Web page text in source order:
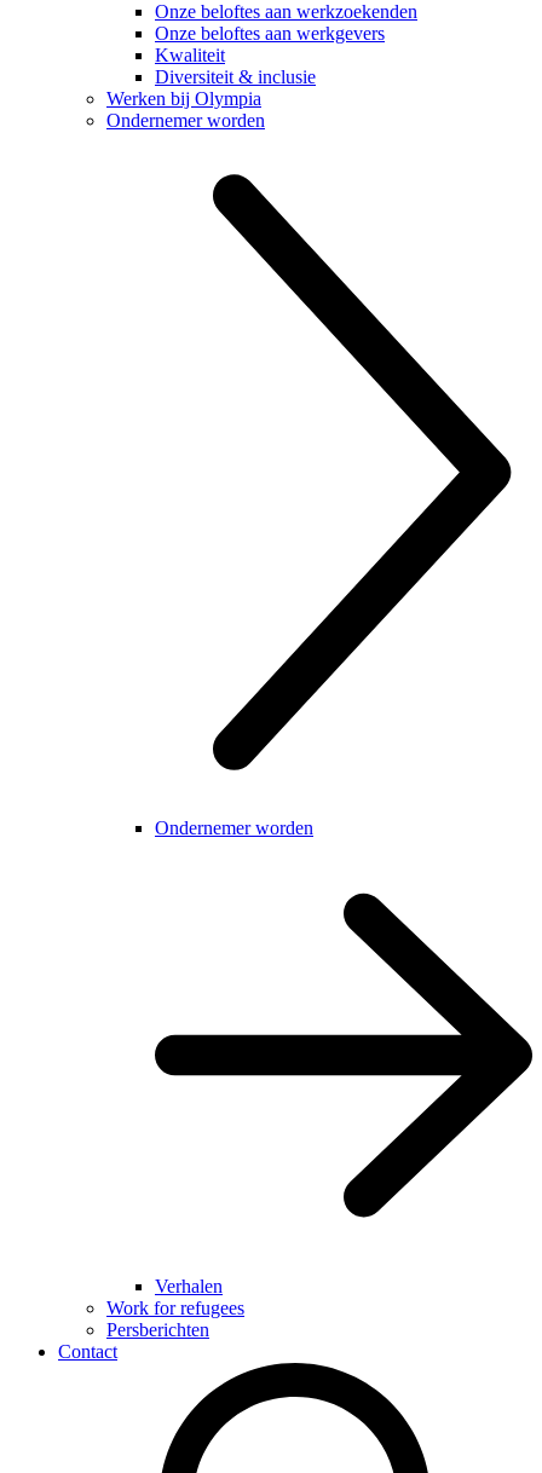
Onze beloftes aan werkzoekenden
Onze beloftes aan werkgevers
Kwaliteit
Diversiteit & inclusie
Werken bij Olympia
Ondernemer worden
Ondernemer worden
Verhalen
Work for refugees
Persberichten
Contact